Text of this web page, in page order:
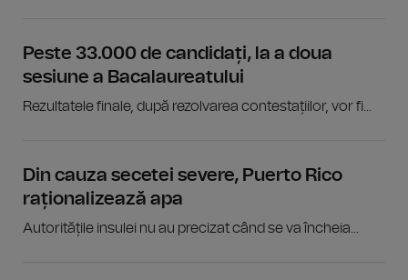
Peste 33.000 de candidați, la a doua
sesiune a Bacalaureatului
Rezultatele finale, după rezolvarea contestațiilor, vor fi...
Din cauza secetei severe, Puerto Rico
raționalizează apa
Autoritățile insulei nu au precizat când se va încheia...